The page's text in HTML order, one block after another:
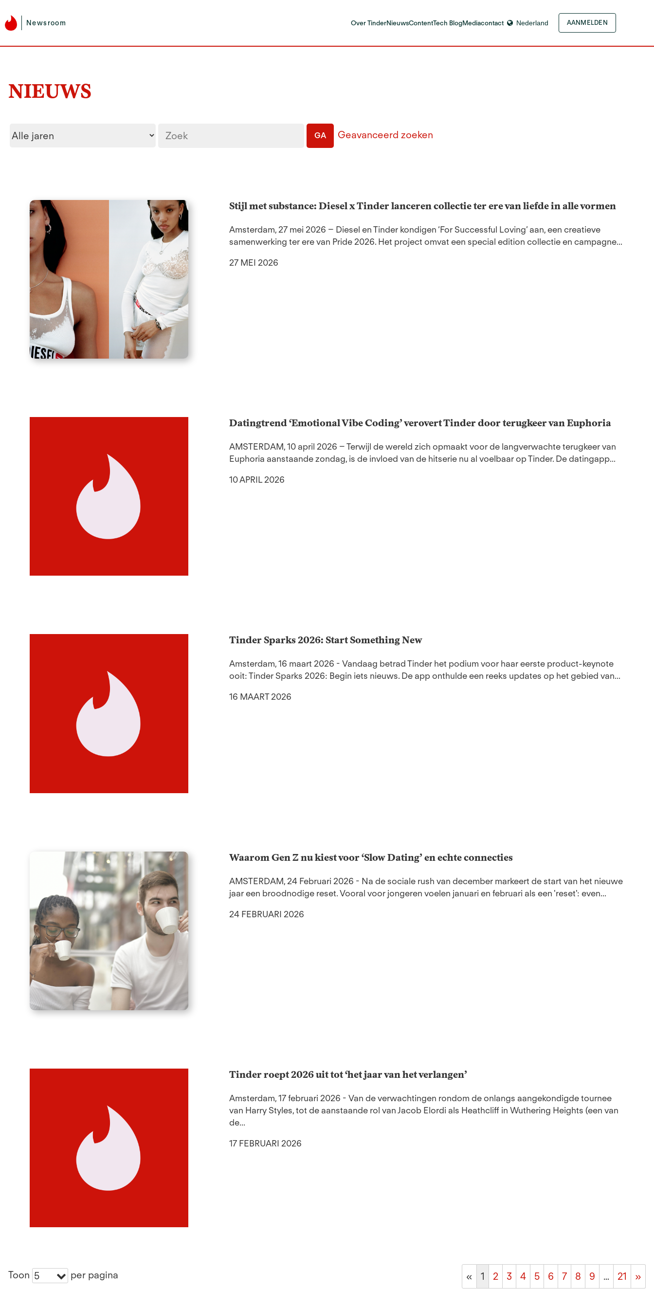
Newsroom Over TinderNieuwsContentTech BlogMediacontact Nederland AANMELDEN
NIEUWS
Year Zoektermen
GA Geavanceerd zoeken
Stijl met substance: Diesel x Tinder lanceren collectie ter ere van liefde in alle vormen
Amsterdam, 27 mei 2026 – Diesel en Tinder kondigen ‘For Successful Loving’ aan, een creatieve
samenwerking ter ere van Pride 2026. Het project omvat een special edition collectie en campagne...
27 MEI 2026
Datingtrend ‘Emotional Vibe Coding’ verovert Tinder door terugkeer van Euphoria
AMSTERDAM, 10 april 2026 – Terwijl de wereld zich opmaakt voor de langverwachte terugkeer van
Euphoria aanstaande zondag, is de invloed van de hitserie nu al voelbaar op Tinder. De datingapp...
10 APRIL 2026
Tinder Sparks 2026: Start Something New
Amsterdam, 16 maart 2026 - Vandaag betrad Tinder het podium voor haar eerste product-keynote
ooit: Tinder Sparks 2026: Begin iets nieuws. De app onthulde een reeks updates op het gebied van...
16 MAART 2026
Waarom Gen Z nu kiest voor ‘Slow Dating’ en echte connecties
AMSTERDAM, 24 Februari 2026 - Na de sociale rush van december markeert de start van het nieuwe
jaar een broodnodige reset. Vooral voor jongeren voelen januari en februari als een 'reset': even...
24 FEBRUARI 2026
Tinder roept 2026 uit tot ‘het jaar van het verlangen’
Amsterdam, 17 februari 2026 - Van de verwachtingen rondom de onlangs aangekondigde tournee
van Harry Styles, tot de aanstaande rol van Jacob Elordi als Heathcliff in Wuthering Heights (een van
de...
17 FEBRUARI 2026
Toon 5 per pagina « 1 2 3 4 5 6 7 8 9 … 21 »